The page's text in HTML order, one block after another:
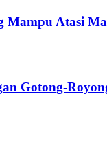
Mampu Atasi
Gotong-